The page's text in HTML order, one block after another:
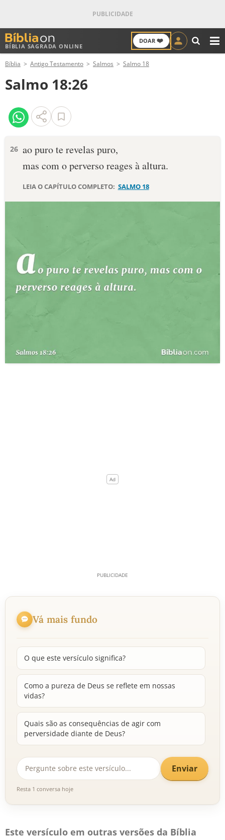
BÍBLIA SAGRADA ONLINE
DOAR ❤️
ANTIGO TESTAMENTO
NOVO TESTAMENTO
VERSÍCULOS
PALAVRA DO DIA
10 MANDAMENTOS
ESTUDOS BÍBLICOS
ESBOÇOS DE PREGAÇÃO
PERGUNTE À BÍBLIA
Bíblia Antigo Testamento Salmos Salmo 18
Salmo 18:26
26 ao puro te revelas puro,
mas com o perverso reages à altura.
LEIA O CAPÍTULO COMPLETO: SALMO 18
Vá mais fundo
O que este versículo significa?
Como a pureza de Deus se reflete em nossas
vidas?
Quais são as consequências de agir com
perversidade diante de Deus?
Enviar
Resta 1 conversa hoje
Este versículo em outras versões da Bíblia